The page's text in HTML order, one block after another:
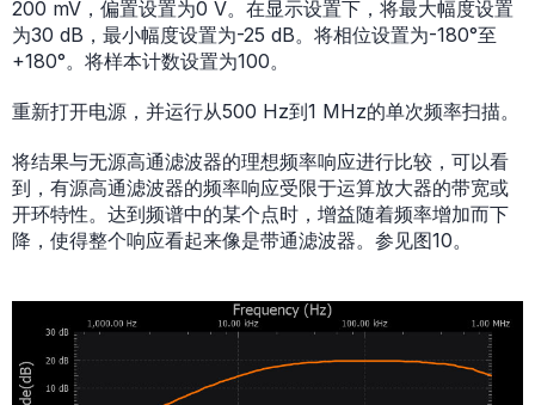
200 mV，偏置设置为0 V。在显示设置下，将最大幅度设置
为30 dB，最小幅度设置为-25 dB。将相位设置为-180°至
+180°。将样本计数设置为100。
重新打开电源，并运行从500 Hz到1 MHz的单次频率扫描。
将结果与无源高通滤波器的理想频率响应进行比较，可以看
到，有源高通滤波器的频率响应受限于运算放大器的带宽或
开环特性。达到频谱中的某个点时，增益随着频率增加而下
降，使得整个响应看起来像是带通滤波器。参见图10。